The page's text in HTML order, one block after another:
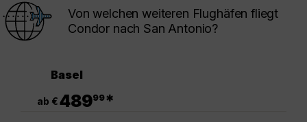
Von welchen weiteren Flughäfen fliegt
Condor nach San Antonio?
Basel
ab €48999*